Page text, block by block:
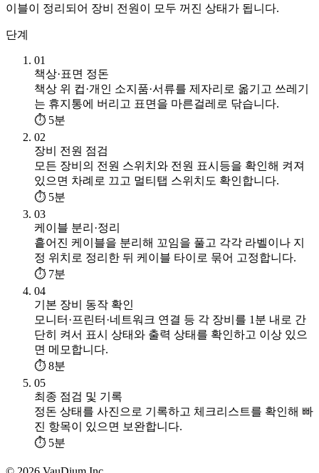
이블이 정리되어 장비 전원이 모두 꺼진 상태가 됩니다.
단계
01
책상·표면 정돈
책상 위 컵·개인 소지품·서류를 제자리로 옮기고 쓰레기
는 휴지통에 버리고 표면을 마른걸레로 닦습니다.
⏱ 5분
02
장비 전원 점검
모든 장비의 전원 스위치와 전원 표시등을 확인해 켜져
있으면 차례로 끄고 멀티탭 스위치도 확인합니다.
⏱ 5분
03
케이블 분리·정리
흩어진 케이블을 분리해 꼬임을 풀고 각각 라벨이나 지
정 위치로 정리한 뒤 케이블 타이로 묶어 고정합니다.
⏱ 7분
04
기본 장비 동작 확인
모니터·프린터·네트워크 연결 등 각 장비를 1분 내로 간
단히 켜서 표시 상태와 출력 상태를 확인하고 이상 있으
면 메모합니다.
⏱ 8분
05
최종 점검 및 기록
정돈 상태를 사진으로 기록하고 체크리스트를 확인해 빠
진 항목이 있으면 보완합니다.
⏱ 5분